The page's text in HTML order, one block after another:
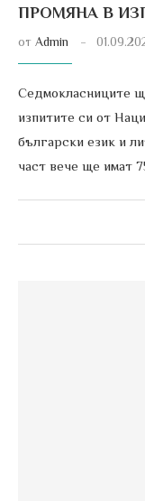
ПРОМЯНА В
от Admin
Седмокласниците
изпитите си от
български език и
част вече ще имат